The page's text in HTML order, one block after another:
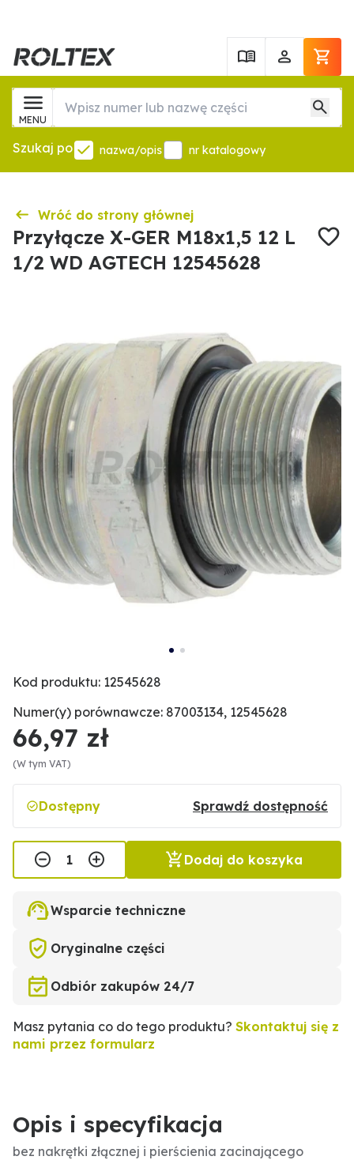
MENU
Szukaj po nazwa/opis nr katalogowy
Wróć do strony głównej
Przyłącze X-GER M18x1,5 12 L
1/2 WD AGTECH 12545628
Kod produktu: 12545628
Numer(y) porównawcze: 87003134, 12545628
66,97 zł
(W tym VAT)
Dostępny Sprawdź dostępność
Dodaj do koszyka
Wsparcie techniczne
Oryginalne części
Odbiór zakupów 24/7
Masz pytania co do tego produktu? Skontaktuj się z
nami przez formularz
Opis i specyfikacja
bez nakrętki złącznej i pierścienia zacinającego